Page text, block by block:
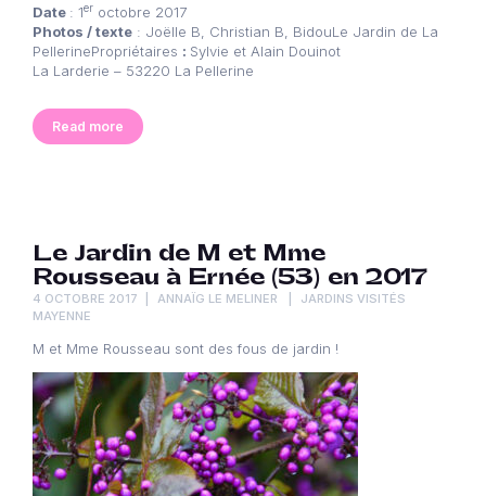
Date : 1er octobre 2017
Photos / texte : Joëlle B, Christian B, BidouLe Jardin de La
PellerinePropriétaires : Sylvie et Alain Douinot
La Larderie – 53220 La Pellerine
Read more
Le Jardin de M et Mme
Rousseau à Ernée (53) en 2017
4 OCTOBRE 2017 ANNAÏG LE MELINER
JARDINS VISITÉS
MAYENNE
M et Mme Rousseau sont des fous de jardin !